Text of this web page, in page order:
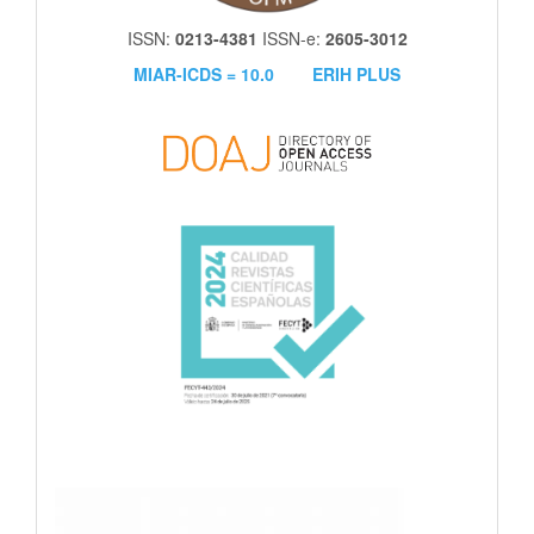
ISSN: 0213-4381 ISSN-e: 2605-3012
MIAR-ICDS = 10.0
ERIH PLUS